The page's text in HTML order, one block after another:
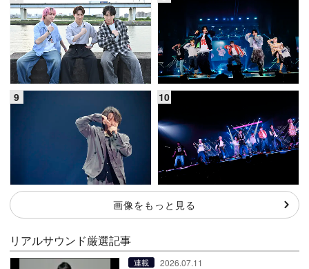
画像をもっと見る
リアルサウンド厳選記事
連載 2026.07.11